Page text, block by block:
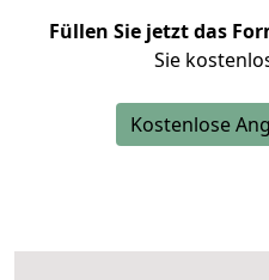
Füllen Sie jetzt das
Sie
Kostenlose